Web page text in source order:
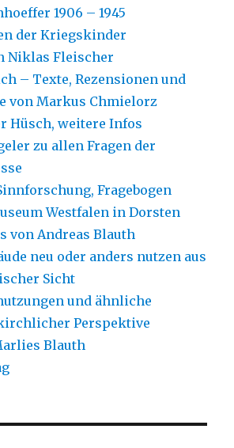
1906 – 1945
der Kriegskinder
Niklas Fleischer
– Texte, Rezensionen und
von Markus Chmielorz
Hüsch, weitere Infos
zu allen Fragen der
Fragebogen
Westfalen in Dorsten
von Andreas Blauth
neu oder anders nutzen aus
Sicht
und ähnliche
Perspektive
Blauth